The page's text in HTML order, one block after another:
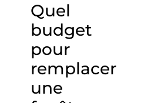
Quel
budget
pour
remplacer
une